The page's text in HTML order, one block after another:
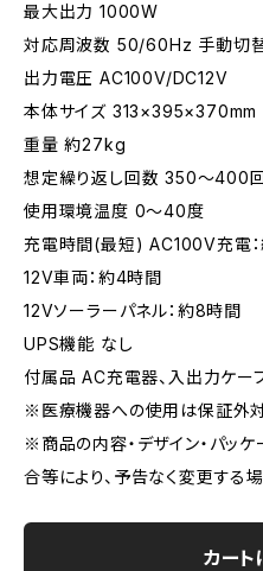
最大出力 1000W
対応周波数 50/60Hz 手動切
出力電圧 AC100V/DC12V
本体サイズ 313×395×370mm
重量 約27kg
想定繰り返し回数 350～400
使用環境温度 0～40度
充電時間(最短) AC100V充電
12V車両：約4時間
12Vソーラーパネル：約8時間
UPS機能 なし
付属品 AC充電器、入出力ケー
※医療機器への使用は保証外対
※商品の内容・デザイン・パッ
合等により、予告なく変更する
カート